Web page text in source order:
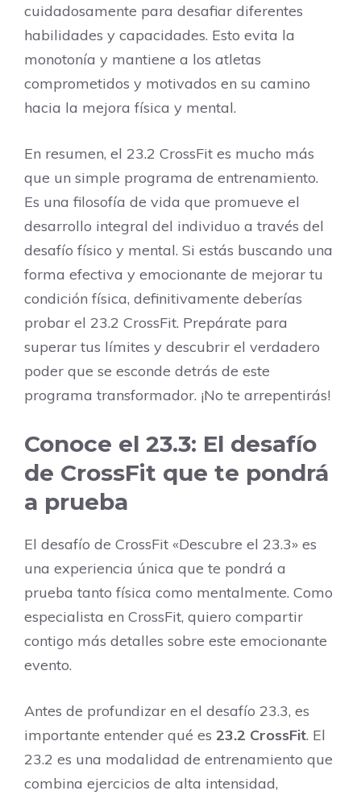
cuidadosamente para desafiar diferentes
habilidades y capacidades. Esto evita la
monotonía y mantiene a los atletas
comprometidos y motivados en su camino
hacia la mejora física y mental.
En resumen, el 23.2 CrossFit es mucho más
que un simple programa de entrenamiento.
Es una filosofía de vida que promueve el
desarrollo integral del individuo a través del
desafío físico y mental. Si estás buscando una
forma efectiva y emocionante de mejorar tu
condición física, definitivamente deberías
probar el 23.2 CrossFit. Prepárate para
superar tus límites y descubrir el verdadero
poder que se esconde detrás de este
programa transformador. ¡No te arrepentirás!
Conoce el 23.3: El desafío
de CrossFit que te pondrá
a prueba
El desafío de CrossFit «Descubre el 23.3» es
una experiencia única que te pondrá a
prueba tanto física como mentalmente. Como
especialista en CrossFit, quiero compartir
contigo más detalles sobre este emocionante
evento.
Antes de profundizar en el desafío 23.3, es
importante entender qué es 23.2 CrossFit. El
23.2 es una modalidad de entrenamiento que
combina ejercicios de alta intensidad,